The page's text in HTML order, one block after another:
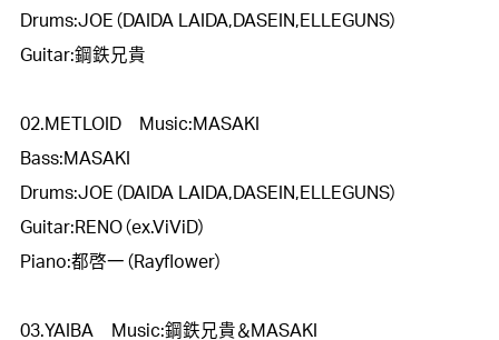
Drums:JOE（DAIDA LAIDA,DASEIN,ELLEGUNS）
Guitar:鋼鉄兄貴
02.METLOID　Music:MASAKI
Bass:MASAKI
Drums:JOE（DAIDA LAIDA,DASEIN,ELLEGUNS）
Guitar:RENO（ex.ViViD）
Piano:都啓一（Rayflower）
03.YAIBA　Music:鋼鉄兄貴＆MASAKI